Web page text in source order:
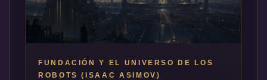
FUNDACIÓN Y EL UNIVERSO DE LOS
ROBOTS (ISAAC ASIMOV)